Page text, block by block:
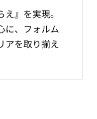
え』を実現。
に、フォルム
アを取り揃え